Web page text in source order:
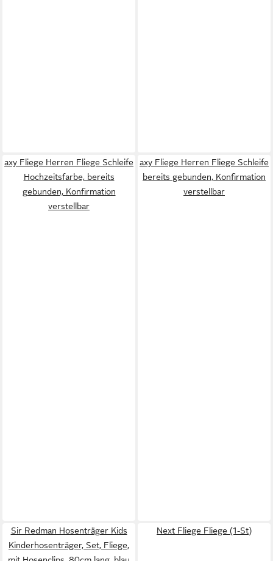
axy Fliege Herren Fliege Schleife
Hochzeitsfarbe, bereits
gebunden, Konfirmation
verstellbar
axy Fliege Herren Fliege Schleife
bereits gebunden, Konfirmation
verstellbar
Sir Redman Hosenträger Kids
Kinderhosenträger, Set, Fliege,
Next Fliege Fliege (1-St)